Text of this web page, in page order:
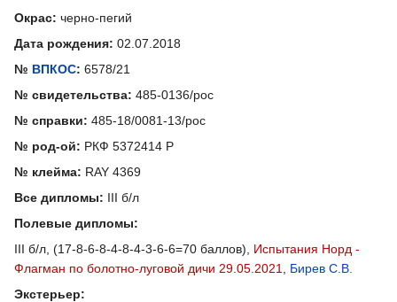
Окрас: черно-пегий
Дата рождения: 02.07.2018
№ ВПКОС: 6578/21
№ свидетельства: 485-0136/рос
№ справки: 485-18/0081-13/рос
№ род-ой: РКФ 5372414 Р
№ клейма: RAY 4369
Все дипломы: III б/л
Полевые дипломы:
III б/л, (17-8-6-8-4-8-4-3-6-6=70 баллов), Испытания Норд -
Флагман по болотно-луговой дичи 29.05.2021
Бирев С.В.
Экстерьер: